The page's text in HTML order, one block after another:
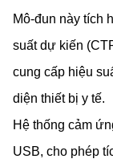
Mô-đun này tích
suất dự kiến
cung cấp hiệu
diện thiết bị y tế.
Hệ thống cảm
USB, cho phép